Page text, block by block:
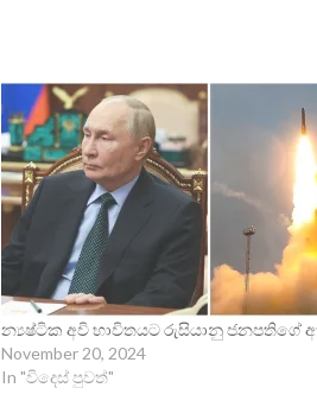
න්‍යෂ්ටික අවි භාවිතයට රුසියානු ජනපතිගේ
November 20, 2024
In "විදෙස් පුවත්"